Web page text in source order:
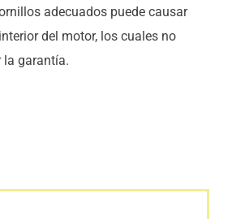
adecuados puede causar
del motor, los cuales no
la garantía.